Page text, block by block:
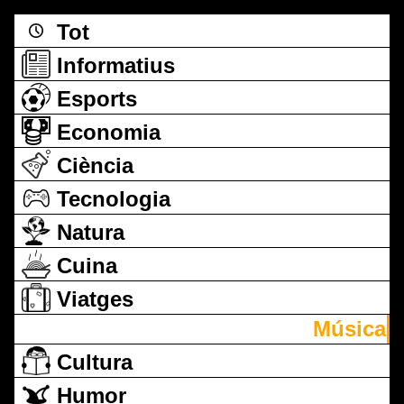
Tot
Informatius
Esports
Economia
Ciència
Tecnologia
Natura
Cuina
Viatges
Música
Cultura
Humor